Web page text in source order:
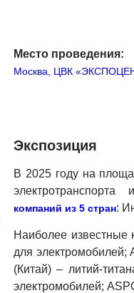
Место проведения:
Москва, ЦВК
Экспозиция
В 2025 году на
компаний из 5 стран:
Наиболее
для электро­моби­лей;
(Китай) – литий-​
электро­мобилей;